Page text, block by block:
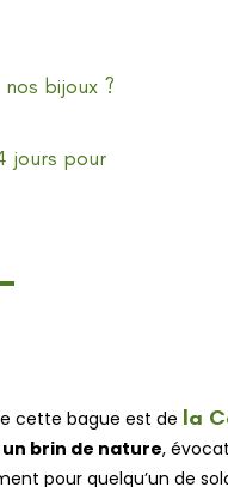
bijoux ?
jours pour
cette bague est de la
un brin de nature,
pour quelqu’un de